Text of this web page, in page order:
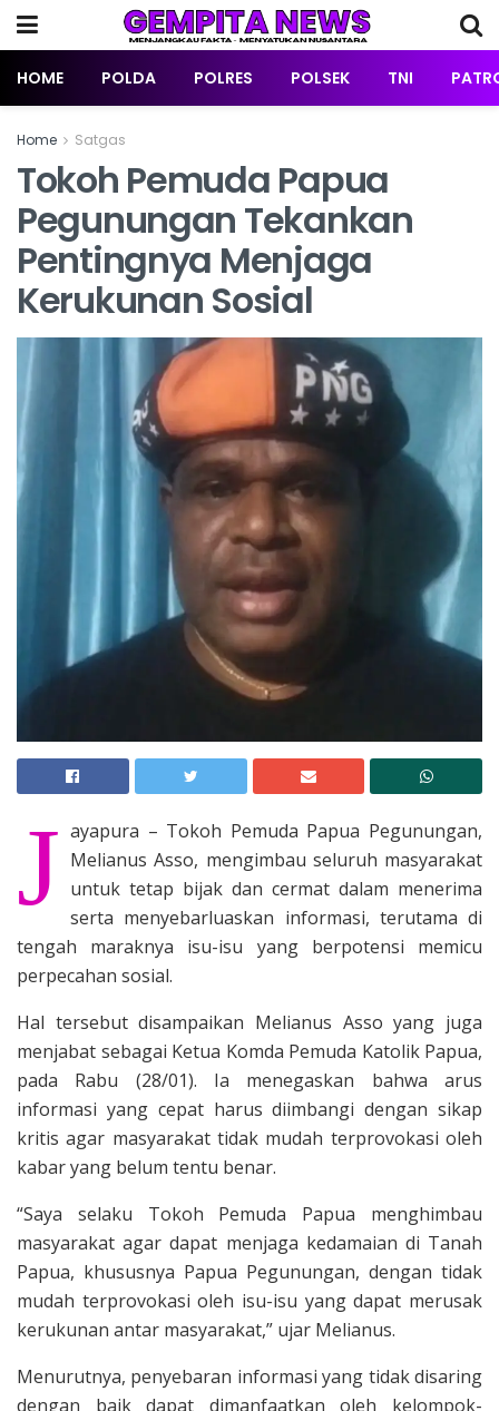
HOME POLDA POLRES POLSEK TNI
Home Satgas
Tokoh Pemuda Papua
Pegunungan Tekankan
Pentingnya Menjaga
Kerukunan Sosial
J ayapura – Tokoh Pemuda Papua Pegunungan,
Melianus Asso, mengimbau seluruh masyarakat
untuk tetap bijak dan cermat dalam menerima
serta menyebarluaskan informasi, terutama di
tengah maraknya isu-isu yang berpotensi memicu
perpecahan sosial.
Hal tersebut disampaikan Melianus Asso yang juga
menjabat sebagai Ketua Komda Pemuda Katolik Papua,
pada Rabu (28/01). Ia menegaskan bahwa arus
informasi yang cepat harus diimbangi dengan sikap
kritis agar masyarakat tidak mudah terprovokasi oleh
kabar yang belum tentu benar.
“Saya selaku Tokoh Pemuda Papua menghimbau
masyarakat agar dapat menjaga kedamaian di Tanah
Papua, khususnya Papua Pegunungan, dengan tidak
mudah terprovokasi oleh isu-isu yang dapat merusak
kerukunan antar masyarakat,” ujar Melianus.
Menurutnya, penyebaran informasi yang tidak disaring
dengan baik dapat dimanfaatkan oleh kelompok-